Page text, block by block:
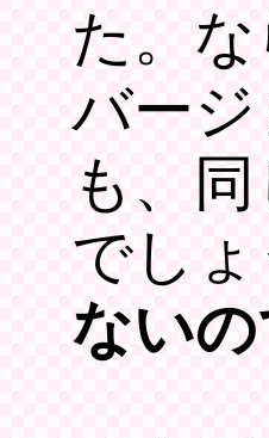
た。
バー
も、
でし
ない